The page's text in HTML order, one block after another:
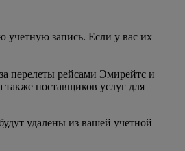
учетную запись. Если у вас их
перелеты рейсами Эмирейтс и
поставщиков услуг для
удалены из вашей учетной